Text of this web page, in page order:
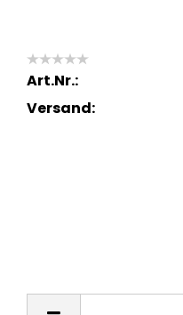
Art.Nr.:
Versand: